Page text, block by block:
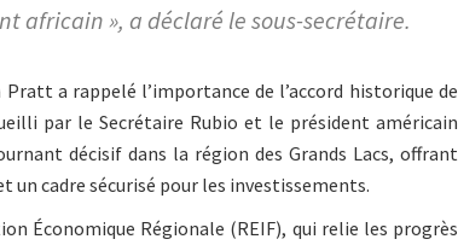
africain », a déclaré le sous-secrétaire.
a rappelé l’importance de l’accord historique de
par le Secrétaire Rubio et le président américain
décisif dans la région des Grands Lacs, offrant
cadre sécurisé pour les investissements.
Économique Régionale (REIF), qui relie les progrès